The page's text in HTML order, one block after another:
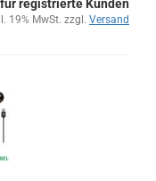
registrierte Kunden
19% MwSt. zzgl. Versand